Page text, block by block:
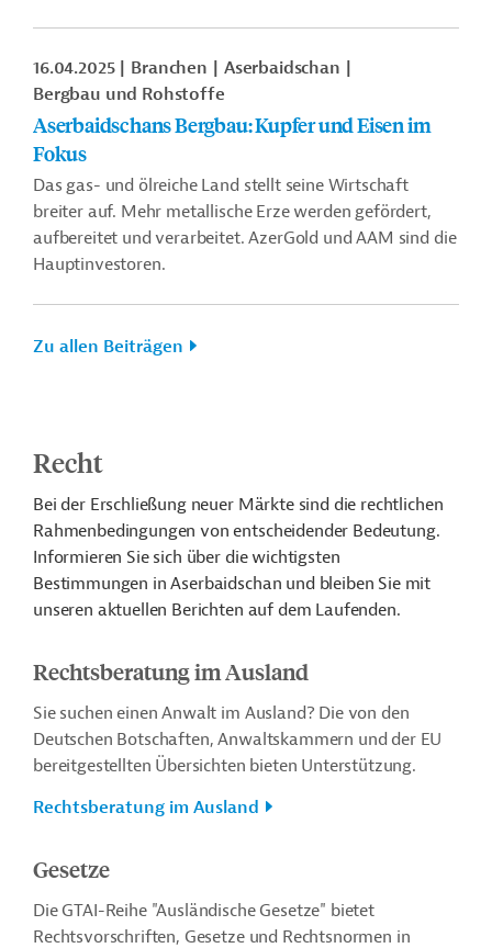
16.04.2025 Branchen
Aserbaidschan
Bergbau und Rohstoffe
Aserbaidschans Bergbau: Kupfer und Eisen im
Fokus
Das gas- und ölreiche Land stellt seine Wirtschaft
breiter auf. Mehr metallische Erze werden gefördert,
aufbereitet und verarbeitet. AzerGold und AAM sind die
Hauptinvestoren.
Zu allen Beiträgen
Recht
Bei der Erschließung neuer Märkte sind die rechtlichen
Rahmenbedingungen von entscheidender Bedeutung.
Informieren Sie sich über die wichtigsten
Bestimmungen in Aserbaidschan und bleiben Sie mit
unseren aktuellen Berichten auf dem Laufenden.
Rechtsberatung im Ausland
Sie suchen einen Anwalt im Ausland? Die von den
Deutschen Botschaften, Anwaltskammern und der EU
bereitgestellten Übersichten bieten Unterstützung.
Rechtsberatung im Ausland
Gesetze
Die GTAI-Reihe "Ausländische Gesetze" bietet
Rechtsvorschriften, Gesetze und Rechtsnormen in